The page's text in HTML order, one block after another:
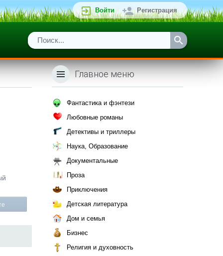
Войти Регистрация
Главное меню
Фантастика и фэнтези
Любовные романы
Детективы и триллеры
Наука, Образование
Документальные
Проза
Приключения
Детская литература
Дом и семья
Бизнес
Религия и духовность